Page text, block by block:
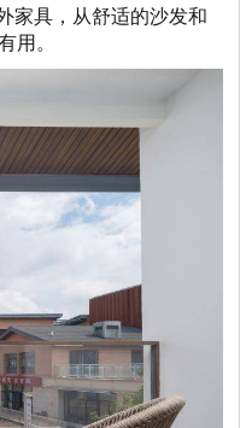
家具，从舒适的沙发和
用。